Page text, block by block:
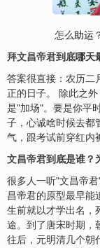
怎么助运
拜文昌帝君到底哪天
答案很直接：农历二
正的日子。 除此之
是"加场"。要是你平
子，心诚啥时候去都
气，跟考试前穿红
文昌帝君到底是谁？
很多人一听"文昌帝
昌帝君的原型最早能
生前就以才学出名，
途。到了唐宋时期，
往后，元明清几个朝